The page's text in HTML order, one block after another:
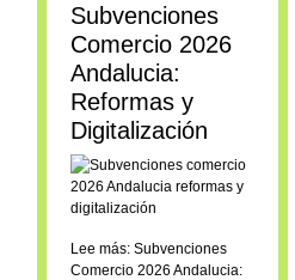
Subvenciones
Comercio 2026
Andalucia:
Reformas y
Digitalización
Lee más: Subvenciones
Comercio 2026 Andalucia: